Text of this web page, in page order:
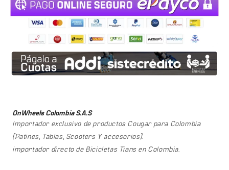
OnWheels Colombia S.A.S
Importador exclusivo de productos Cougar para Colombia
(Patines, Tablas, Scooters Y accesorios).
importador directo de Bicicletas Tians en Colombia.